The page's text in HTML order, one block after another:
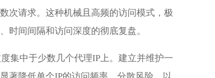
次请求。这种机械且高频的访问模式，极
时间间隔和访问深度的彻底复盘。
集中于少数几个代理IP上。建立并维护一